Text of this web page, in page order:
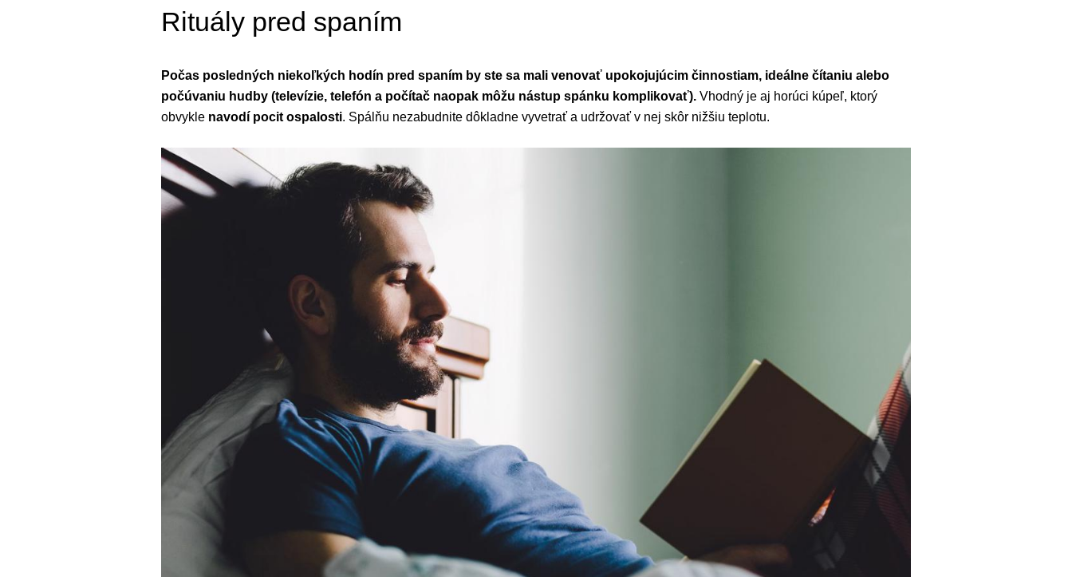
Rituály pred spaním
Počas posledných niekoľkých hodín pred spaním by ste sa mali venovať upokojujúcim činnostiam, ideálne čítaniu alebo
počúvaniu hudby (televízie, telefón a počítač naopak môžu nástup spánku komplikovať). Vhodný je aj horúci kúpeľ, ktorý
obvykle navodí pocit ospalosti. Spálňu nezabudnite dôkladne vyvetrať a udržovať v nej skôr nižšiu teplotu.